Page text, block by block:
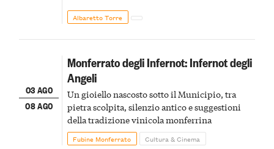
Albaretto Torre
03 AGO
08 AGO
Monferrato degli Infernot: Infernot degli
Angeli
Un gioiello nascosto sotto il Municipio, tra
pietra scolpita, silenzio antico e suggestioni
della tradizione vinicola monferrina
Fubine Monferrato Cultura & Cinema